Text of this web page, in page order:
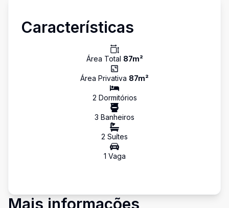
Características
Área Total 87m²
Área Privativa 87m²
2 Dormitórios
3 Banheiros
2 Suítes
1 Vaga
Mais informações